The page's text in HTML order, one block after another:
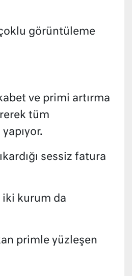
görüntüleme
ve primi artırma
tüm
sessiz fatura
iki kurum da
primle yüzleşen